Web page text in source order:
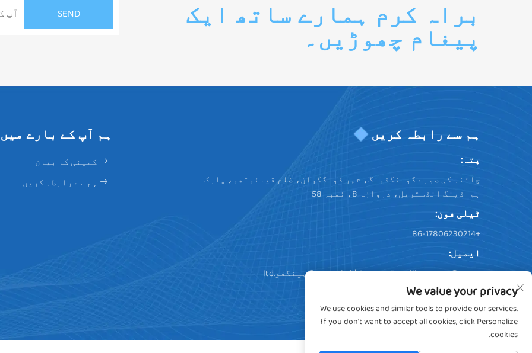
براہ کرم ہمارے ساتھ ایک
پیغام چھوڑیں۔
ہم سے رابطہ کریں
پتہ:
چائنہ کی صوبے گوانگڈونگ، شہر ڈونگگوان، ضلع قیائوتھو، پارک
ہواڈینگ انڈسٹریل، دروازہ 8، نمبر 58
ٹیلی فون:
+86-17806230214
ایمیل:
فروش@ہینگفو.ltd/ Contact E-maill: سودا@ہینگفو.ltd
ہم آپ کے بارے میں
کمپنی کا بیان
ہم سے رابطہ کریں
We value your privacy
We use cookies and similar tools to provide our services.
If you don't want to accept all cookies, click Personalize
cookies.